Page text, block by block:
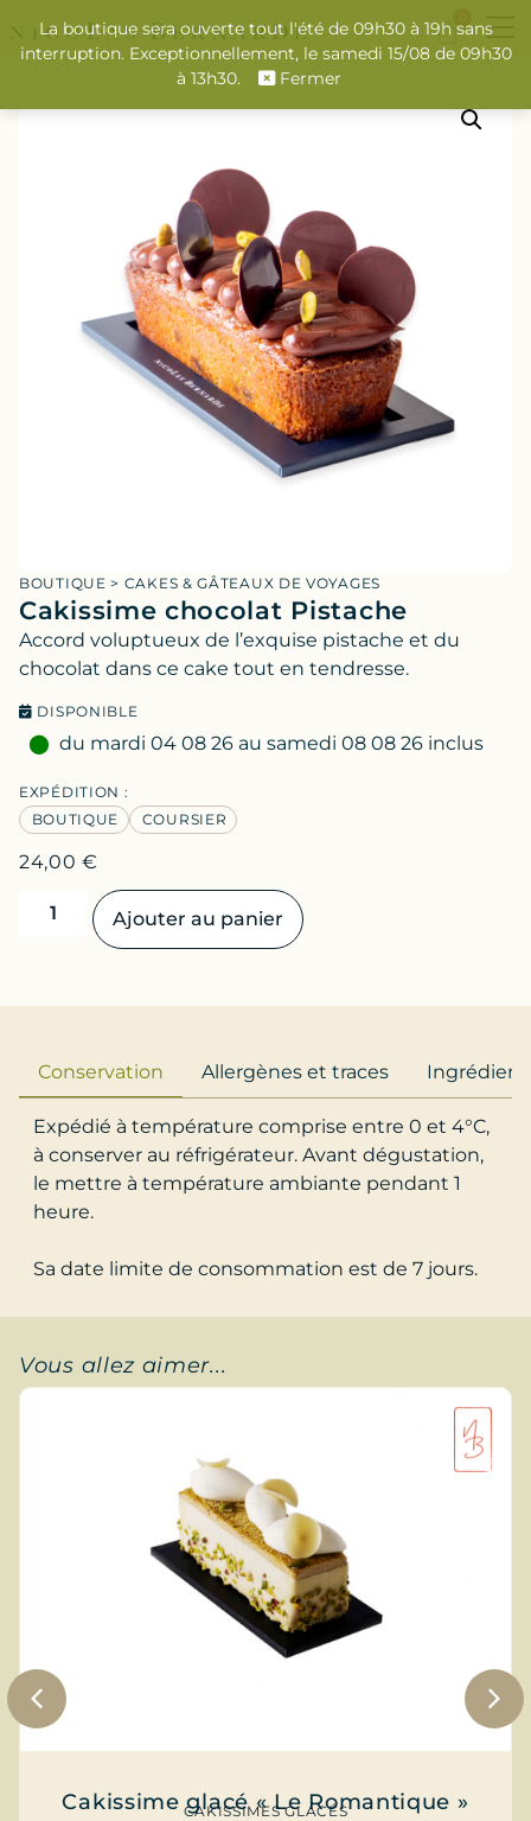
BOUTIQUE > CAKES & GÂTEAUX DE VOYAGES
Cakissime chocolat Pistache
Accord voluptueux de l’exquise pistache et du
chocolat dans ce cake tout en tendresse.
DISPONIBLE
du mardi 04 08 26 au samedi 08 08 26 inclus
EXPÉDITION :
BOUTIQUE
COURSIER
24,00€
Ajouter au panier
Conservation Allergènes et traces
Expédié à température comprise entre 0 et 4°C,
à conserver au réfrigérateur. Avant dégustation,
le mettre à température ambiante pendant 1
heure.
Sa date limite de consommation est de 7 jours.
Vous allez aimer...
Cakissime glacé « Le Romantique »
CAKISSIMES GLACÉS
La boutique sera ouverte tout l'été de 09h30 à 19h sans
interruption. Exceptionnellement, le samedi 15/08 de 09h30
à 13h30.
Fermer